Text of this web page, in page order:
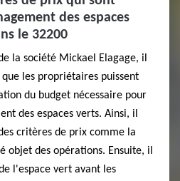
des espaces
le 32200
la société Mickael Elagage, il
les propriétaires puissent
du budget nécessaire pour
des espaces verts. Ainsi, il
critères de prix comme la
objet des opérations. Ensuite, il
l'espace vert avant les